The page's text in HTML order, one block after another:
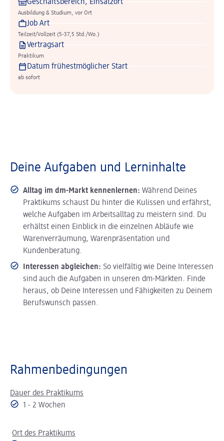
Geschäftsbereich, Einsatzort
Ausbildung & Studium, vor Ort
Job Art
Teilzeit/Vollzeit (5-37,5 Std./Wo.)
Vertragsart
Praktikum
Datum frühestmöglicher Start
ab sofort
Deine Aufgaben und Lerninhalte
Alltag im dm-Markt kennenlernen: Während Deines
Praktikums schaust Du hinter die Kulissen und erfährst,
welche Aufgaben im Arbeitsalltag zu meistern sind. Du
erhältst einen Einblick in die einzelnen Abläufe wie
Warenverräumung, Warenpräsentation und
Kundenberatung.
Interessen abgleichen: So vielfältig wie Deine Interessen
sind auch die Aufgaben in unseren dm-Märkten. Finde
heraus, ob Deine Interessen und Fähigkeiten zu Deinem
Berufswunsch passen.
Rahmenbedingungen
Dauer des Praktikums
1 - 2 Wochen
Ort des Praktikums